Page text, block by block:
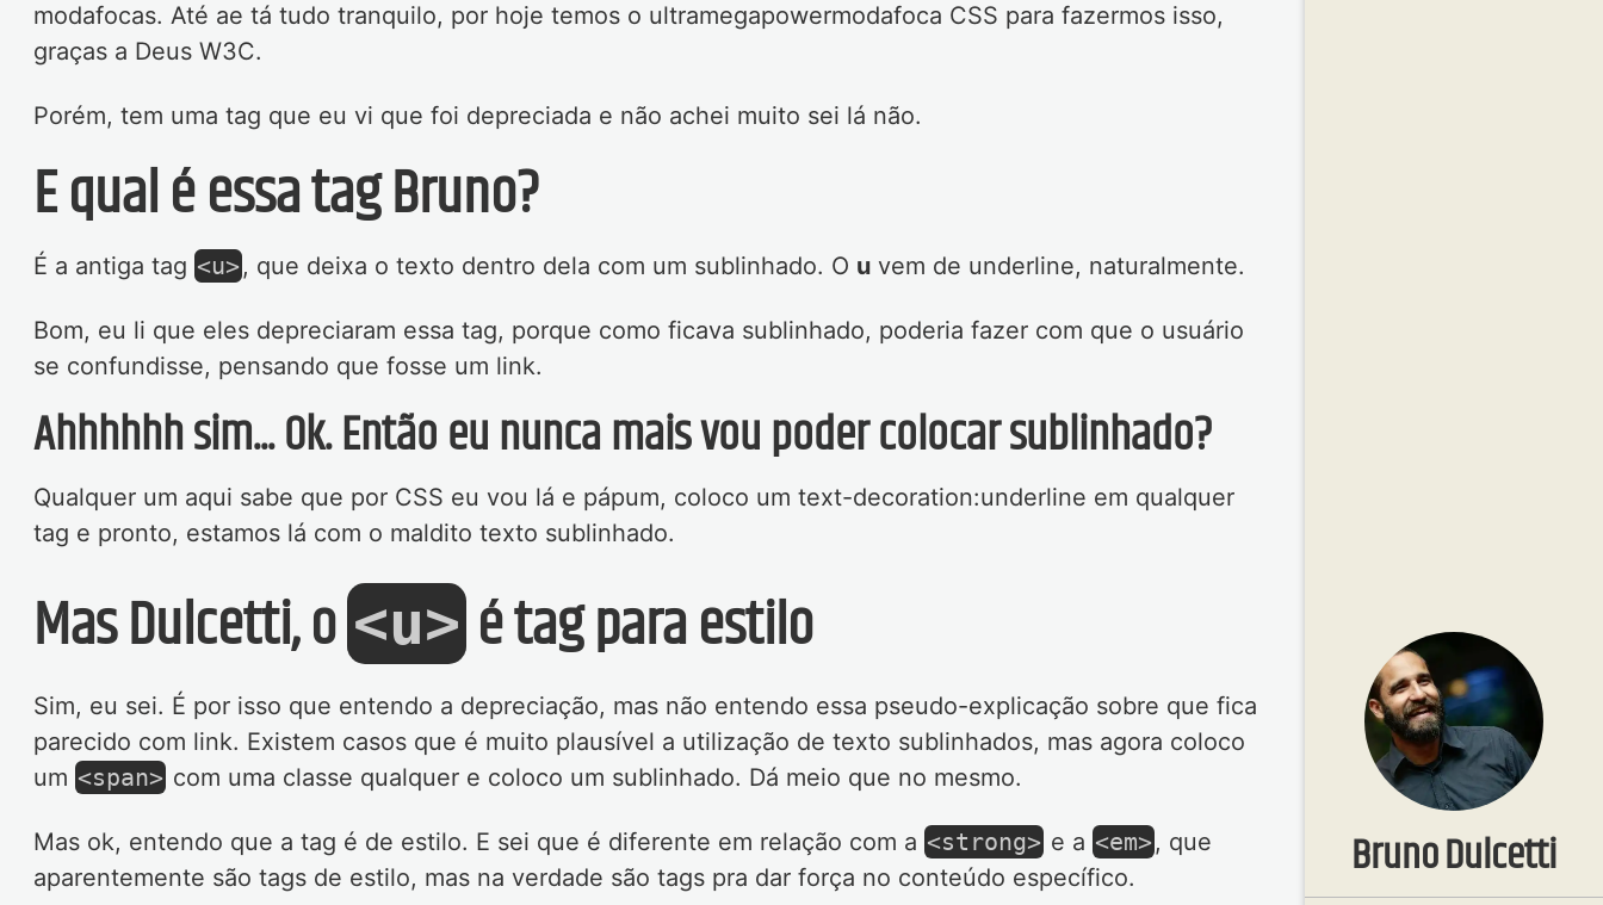
modafocas. Até ae tá tudo tranquilo, por hoje temos o ultramegapowermodafoca CSS para fazermos isso,
graças a Deus W3C.
Porém, tem uma tag que eu vi que foi depreciada e não achei muito sei lá não.
E qual é essa tag Bruno?
É a antiga tag <u>, que deixa o texto dentro dela com um sublinhado. O u vem de underline, naturalmente.
Bom, eu li que eles depreciaram essa tag, porque como ficava sublinhado, poderia fazer com que o usuário
se confundisse, pensando que fosse um link.
Ahhhhhh sim... Ok. Então eu nunca mais vou poder colocar sublinhado?
Qualquer um aqui sabe que por CSS eu vou lá e pápum, coloco um text-decoration:underline em qualquer
tag e pronto, estamos lá com o maldito texto sublinhado.
Mas Dulcetti, o <u> é tag para estilo
Sim, eu sei. É por isso que entendo a depreciação, mas não entendo essa pseudo-explicação sobre que fica
parecido com link. Existem casos que é muito plausível a utilização de texto sublinhados, mas agora coloco
um <span> com uma classe qualquer e coloco um sublinhado. Dá meio que no mesmo.
Mas ok, entendo que a tag é de estilo. E sei que é diferente em relação com a <strong> e a <em>, que
aparentemente são tags de estilo, mas na verdade são tags pra dar força no conteúdo específico.
Bruno Dulcetti